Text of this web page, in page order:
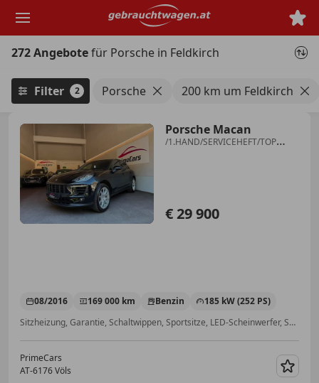
Hauptinhalt
272 Angebotefür Porsche in Feldkirch
Filter 2 Porsche 200 km um Feldkirch
Porsche Macan
/1.HAND/SERVICEHEFT/TOP
€ 29 900
08/2016 169 000 km Benzin
185 kW (252 PS)
Sitzheizung, Garantie, Schaltwippen, Sportsitze, LED-Scheinwerfer, Scheckheftgepflegt, Soundsystem, 3-Zonen-Klimaautomatik
PrimeCars
AT-6176 Völs